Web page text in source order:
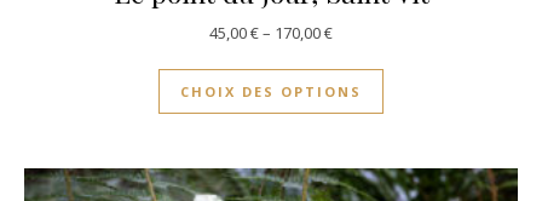
45,00€– 170,00€
CHOIX DES OPTIONS